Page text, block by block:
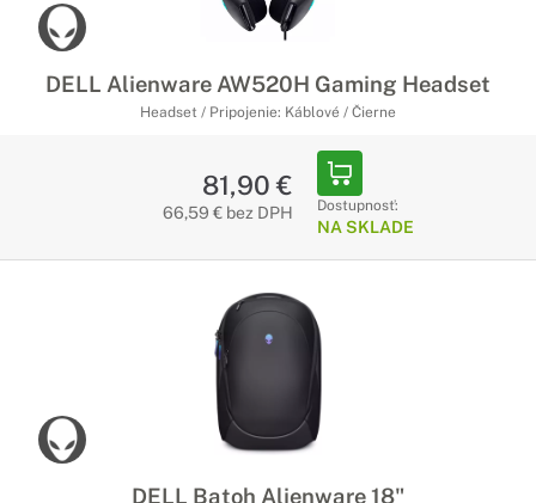
DELL Alienware AW520H Gaming Headset
Headset / Pripojenie: Káblové / Čierne
81,90 €
66,59 € bez DPH Dostupnosť:
NA SKLADE
DELL Batoh Alienware 18"